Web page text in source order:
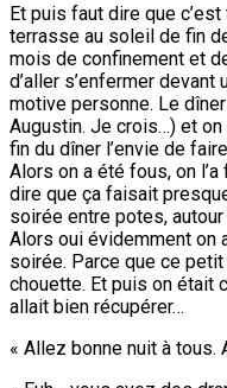
Et puis faut dire que
terrasse au soleil de fin
mois de confinement et
d’aller s’enfermer devant
motive personne. Le
Augustin. Je crois…) et
fin du dîner l’envie de
Alors on a été fous, on
dire que ça faisait
soirée entre potes, autour
Alors oui évidemment on
soirée. Parce que ce
chouette. Et puis on était
allait bien récupérer…
« Allez bonne nuit à tous.